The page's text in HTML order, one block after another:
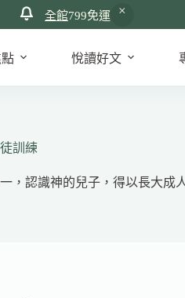
全館799免運
悅讀好文
訓練
，認識神的兒子，得以長大成